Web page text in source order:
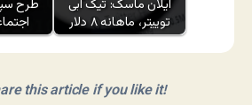
طرح
ایلان ماسک: تیک آبی
توییتر، ماهانه ۸ دلار
this article if you like it!